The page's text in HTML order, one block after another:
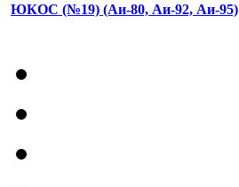
ЮКОС (№19) (Аи-80, Аи-92, Аи-95)